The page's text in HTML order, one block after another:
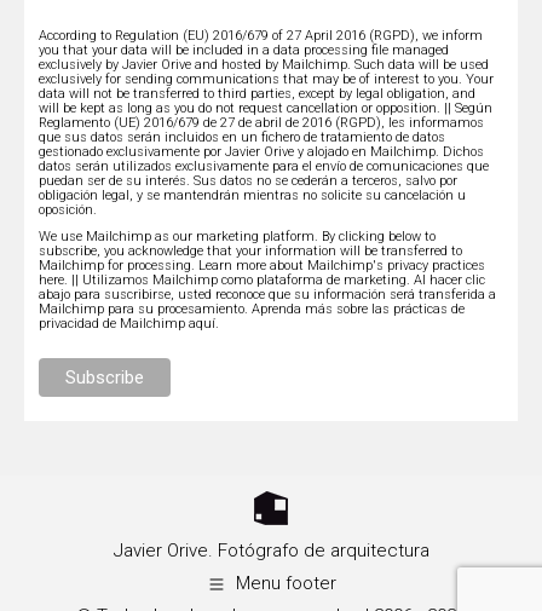
According to Regulation (EU) 2016/679 of 27 April 2016 (RGPD), we inform
you that your data will be included in a data processing file managed
exclusively by Javier Orive and hosted by Mailchimp. Such data will be used
exclusively for sending communications that may be of interest to you. Your
data will not be transferred to third parties, except by legal obligation, and
will be kept as long as you do not request cancellation or opposition. || Según
Reglamento (UE) 2016/679 de 27 de abril de 2016 (RGPD), les informamos
que sus datos serán incluidos en un fichero de tratamiento de datos
gestionado exclusivamente por Javier Orive y alojado en Mailchimp. Dichos
datos serán utilizados exclusivamente para el envío de comunicaciones que
puedan ser de su interés. Sus datos no se cederán a terceros, salvo por
obligación legal, y se mantendrán mientras no solicite su cancelación u
oposición.
We use Mailchimp as our marketing platform. By clicking below to
subscribe, you acknowledge that your information will be transferred to
Mailchimp for processing. Learn more about Mailchimp's privacy practices
here. || Utilizamos Mailchimp como plataforma de marketing. Al hacer clic
abajo para suscribirse, usted reconoce que su información será transferida a
Mailchimp para su procesamiento.Aprenda más sobre las prácticas de
privacidad de Mailchimp aquí.
Javier Orive. Fotógrafo de arquitectura
Menu footer